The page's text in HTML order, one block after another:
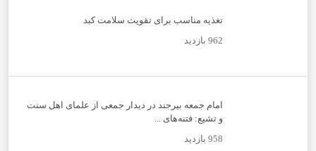
تغذیه مناسب برای تقویت سلامت کبد
962 بازدید
امام جمعه بیرجند در دیدار جمعی از علمای اهل سنت
و تشیع: فتنه‌های ...
958 بازدید